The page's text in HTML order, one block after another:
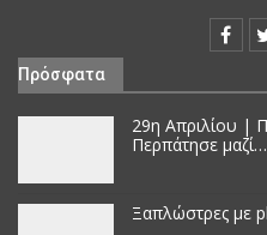
Πρόσφατα
29η Απριλίου |
Περπάτησε μαζί…
Ξαπλώστρες με